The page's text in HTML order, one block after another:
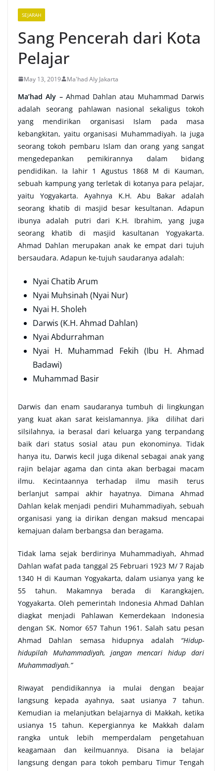
SEJARAH
Sang Pencerah dari Kota
Pelajar
May 13, 2019 Ma'had Aly Jakarta
Ma’had Aly –Ahmad Dahlan atau Muhammad Darwis
adalah seorang pahlawan nasional sekaligus tokoh
yang mendirikan organisasi Islam pada masa
kebangkitan, yaitu organisasi Muhammadiyah. Ia juga
seorang tokoh pembaru Islam dan orang yang sangat
mengedepankan pemikirannya dalam bidang
pendidikan. Ia lahir 1 Agustus 1868 M di Kauman,
sebuah kampung yang terletak di kotanya para pelajar,
yaitu Yogyakarta. Ayahnya K.H. Abu Bakar adalah
seorang khatib di masjid besar kesultanan. Adapun
ibunya adalah putri dari K.H. Ibrahim, yang juga
seorang khatib di masjid kasultanan Yogyakarta.
Ahmad Dahlan merupakan anak ke empat dari tujuh
bersaudara. Adapun ke-tujuh saudaranya adalah:
Nyai Chatib Arum
Nyai Muhsinah (Nyai Nur)
Nyai H. Sholeh
Darwis (K.H. Ahmad Dahlan)
Nyai Abdurrahman
Nyai H. Muhammad Fekih (Ibu H. Ahmad
Badawi)
Muhammad Basir
Darwis dan enam saudaranya tumbuh di lingkungan
yang kuat akan sarat keislamannya. Jika dilihat dari
silsilahnya, ia berasal dari keluarga yang terpandang
baik dari status sosial atau pun ekonominya. Tidak
hanya itu, Darwis kecil juga dikenal sebagai anak yang
rajin belajar agama dan cinta akan berbagai macam
ilmu. Kecintaannya terhadap ilmu masih terus
berlanjut sampai akhir hayatnya. Dimana Ahmad
Dahlan kelak menjadi pendiri Muhammadiyah, sebuah
organisasi yang ia dirikan dengan maksud mencapai
kemajuan dalam berbangsa dan beragama.
Tidak lama sejak berdirinya Muhammadiyah, Ahmad
Dahlan wafat pada tanggal 25 Februari 1923 M/ 7 Rajab
1340 H di Kauman Yogyakarta, dalam usianya yang ke
55 tahun. Makamnya berada di Karangkajen,
Yogyakarta. Oleh pemerintah Indonesia Ahmad Dahlan
diagkat menjadi Pahlawan Kemerdekaan Indonesia
dengan SK. Nomor 657 Tahun 1961. Salah satu pesan
Ahmad Dahlan semasa hidupnya adalah “Hidup-
hidupilah Muhammadiyah, jangan mencari hidup dari
Muhammadiyah.”
Riwayat pendidikannya ia mulai dengan beajar
langsung kepada ayahnya, saat usianya 7 tahun.
Kemudian ia melanjutkan belajarnya di Makkah, ketika
usianya 15 tahun. Kepergiannya ke Makkah dalam
rangka untuk lebih memperdalam pengetahuan
keagamaan dan keilmuannya. Disana ia belajar
langsung dengan para tokoh pembaru Timur Tengah